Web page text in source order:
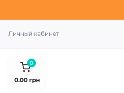
Личный кабинет
0
0.00 грн